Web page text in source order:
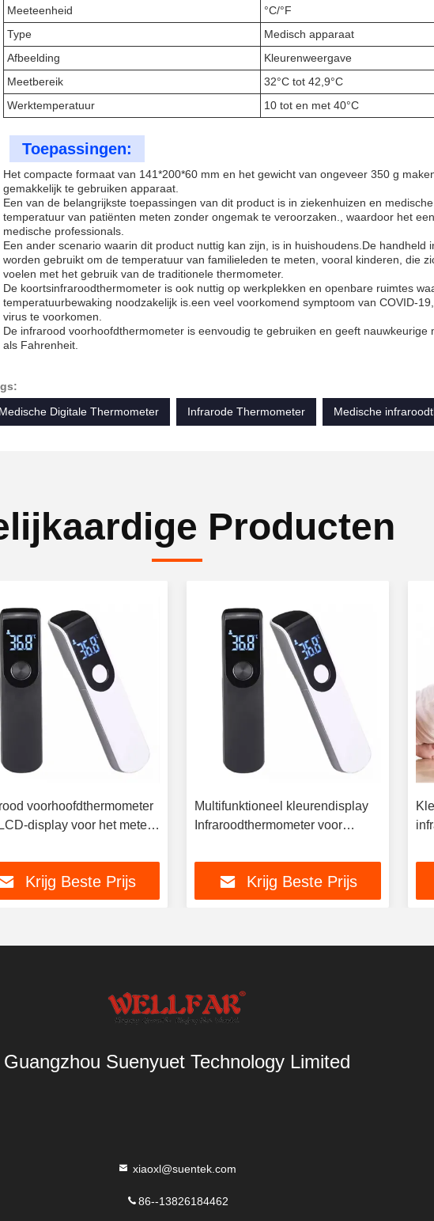
Meeteenheid
°C/°F
Type
Medisch apparaat
Afbeelding
Kleurenweergave
Meetbereik
32°C tot 42,9°C
Werktemperatuur
10 tot en met 40°C
Toepassingen:
Het compacte formaat van 141*200*60 mm en het gewicht van ongeveer 350 g
gemakkelijk te gebruiken apparaat.
Een van de belangrijkste toepassingen van dit product is in ziekenhuizen en
temperatuur van patiënten meten zonder ongemak te veroorzaken., waardoor het
medische professionals.
Een ander scenario waarin dit product nuttig kan zijn, is in huishoudens.De handheld
worden gebruikt om de temperatuur van familieleden te meten, vooral kinderen, die
voelen met het gebruik van de traditionele thermometer.
De koortsinfraroodthermometer is ook nuttig op werkplekken en openbare ruimtes
temperatuurbewaking noodzakelijk is.een veel voorkomend symptoom van COVID-
virus te voorkomen.
De infrarood voorhoofdthermometer is eenvoudig te gebruiken en geeft nauwkeurige
als Fahrenheit.
Digitale Thermometer
Infrarode Thermometer Medische
Producten
voorhoofdthermometer
display voor het meten
Krijg Beste Prijs
Multifunktioneel kleurendisplay
Infraroodthermometer voor
Krijg Beste Prijs
Guangzhou Suenyuet Technology Limited
xiaoxl@suentek.com
86--13826184462